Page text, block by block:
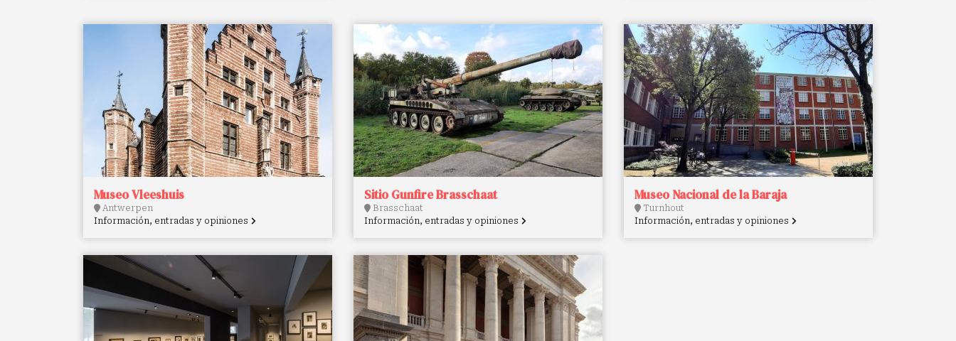
Museo Vleeshuis
Antwerpen
Información, entradas y opiniones
Sitio Gunfire Brasschaat
Brasschaat
Información, entradas y opiniones
Museo Nacional de la Baraja
Turnhout
Información, entradas y opiniones